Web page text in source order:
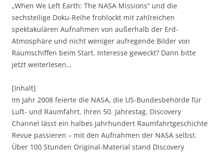
„When We Left Earth: The NASA Missions“ und die
sechsteilige Doku-Reihe frohlockt mit zahlreichen
spektakulären Aufnahmen von außerhalb der Erd-
Atmosphäre und nicht weniger aufregende Bilder von
Raumschiffen beim Start. Interesse geweckt? Dann bitte
jetzt weiterlesen…
[Inhalt]
Im Jahr 2008 feierte die NASA, die US-Bundesbehörde für
Luft- und Raumfahrt, ihren 50. Jahrestag. Discovery
Channel lässt ein halbes Jahrhundert Raumfahrtgeschichte
Revue passieren – mit den Aufnahmen der NASA selbst.
Über 100 Stunden Original-Material stand Discovery